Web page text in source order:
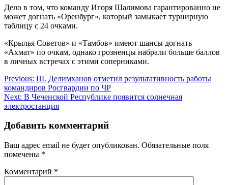
Дело в том, что команду Игоря Шалимова гарантированно не
может догнать «Оренбург», который замыкает турнирную
таблицу с 24 очками.
«Крылья Советов» и «Тамбов» имеют шансы догнать
«Ахмат» по очкам, однако грозненцы набрали больше баллов
в личных встречах с этими соперниками.
Навигация
по
записям
Previous: Ш. Делимханов отметил результативность работы
командиров Росгвардии по ЧР
Next: В Чеченской Республике появится солнечная
электростанция
Добавить комментарий
Ваш адрес email не будет опубликован. Обязательные поля
помечены *
Комментарий *